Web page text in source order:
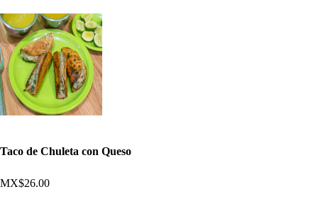
Taco de Chuleta con Queso
MX$26.00